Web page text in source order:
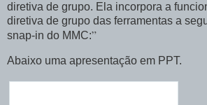
diretiva de grupo. Ela incorpora a
diretiva de grupo das ferramentas a
snap-in do MMC:”
Abaixo uma apresentação em PPT.